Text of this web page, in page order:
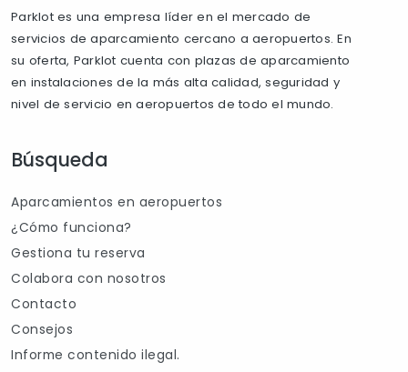
Parklot es una empresa líder en el mercado de
servicios de aparcamiento cercano a aeropuertos. En
su oferta, Parklot cuenta con plazas de aparcamiento
en instalaciones de la más alta calidad, seguridad y
nivel de servicio en aeropuertos de todo el mundo.
Búsqueda
Aparcamientos en aeropuertos
¿Cómo funciona?
Gestiona tu reserva
Colabora con nosotros
Contacto
Consejos
Informe contenido ilegal.